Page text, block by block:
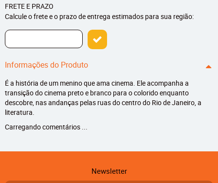
FRETE E PRAZO
Calcule o frete e o prazo de entrega estimados para sua região:
Informações do Produto
É a história de um menino que ama cinema. Ele acompanha a
transição do cinema preto e branco para o colorido enquanto
descobre, nas andanças pelas ruas do centro do Rio de Janeiro, a
literatura.
Carregando comentários ...
Newsletter